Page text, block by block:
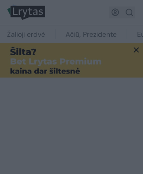
Žalioji erdvė Ačiū, Prezidente